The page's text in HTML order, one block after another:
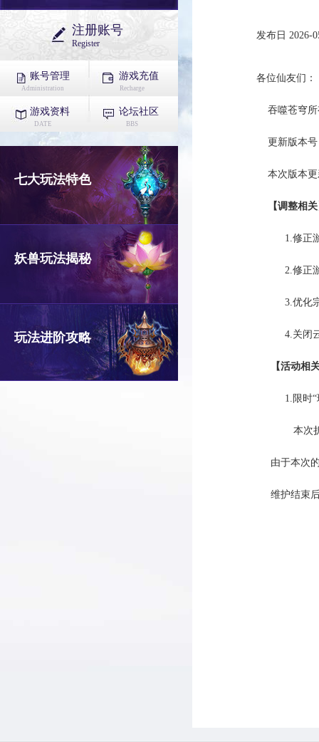
注册账号
Register
账号管理
Administration
游戏充值
Recharge
游戏资料
DATE
论坛社区
BBS
七大玩法特色
妖兽玩法揭秘
玩法进阶攻略
发布日 2026-
各位仙友们
吞噬苍穹所
更新版本号
本次版本更
【调整相
1.修正游戏
2.修正游戏
3.优化宗派
4.关闭云
【活动相
1.限时“珍
本次折扣
由于本次的
维护结束后